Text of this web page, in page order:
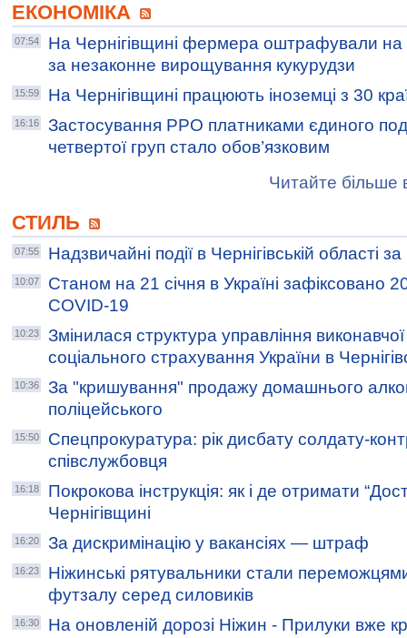
ЕКОНОМІКА
07:54
На Чернігівщині фермера оштрафували на
за незаконне вирощування кукурудзи
15:59 На Чернігівщині працюють іноземці з 30
16:16
Застосування РРО платниками єдиного
четвертої груп стало обов’язковим
Читайте більше
СТИЛЬ
07:55 Надзвичайні події в Чернігівській області
10:07
Станом на 21 січня в Україні зафіксовано
COVID-19
10:23
Змінилася структура управління
соціального страхування України в
10:36
За "кришування" продажу домашнього
поліцейського
15:50
Спецпрокуратура: рік дисбату солдату-
співслужбовця
16:18
Покрокова інструкція: як і де отримати
Чернігівщині
16:20 За дискримінацію у вакансіях — штраф
16:23
Ніжинські рятувальники стали
футзалу серед силовиків
16:30 На оновленій дорозі Ніжин - Прилуки вже